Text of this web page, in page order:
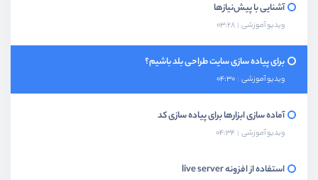
آشنایی با پیش‌نیازها
ویدیو آموزشی 03:28
برای پیاده سازی سایت طراحی بلد باشیم؟
ویدیو آموزشی 04:30
آماده سازی ابزارها برای پیاده سازی کد
ویدیو آموزشی 04:34
استفاده از افزونه live server